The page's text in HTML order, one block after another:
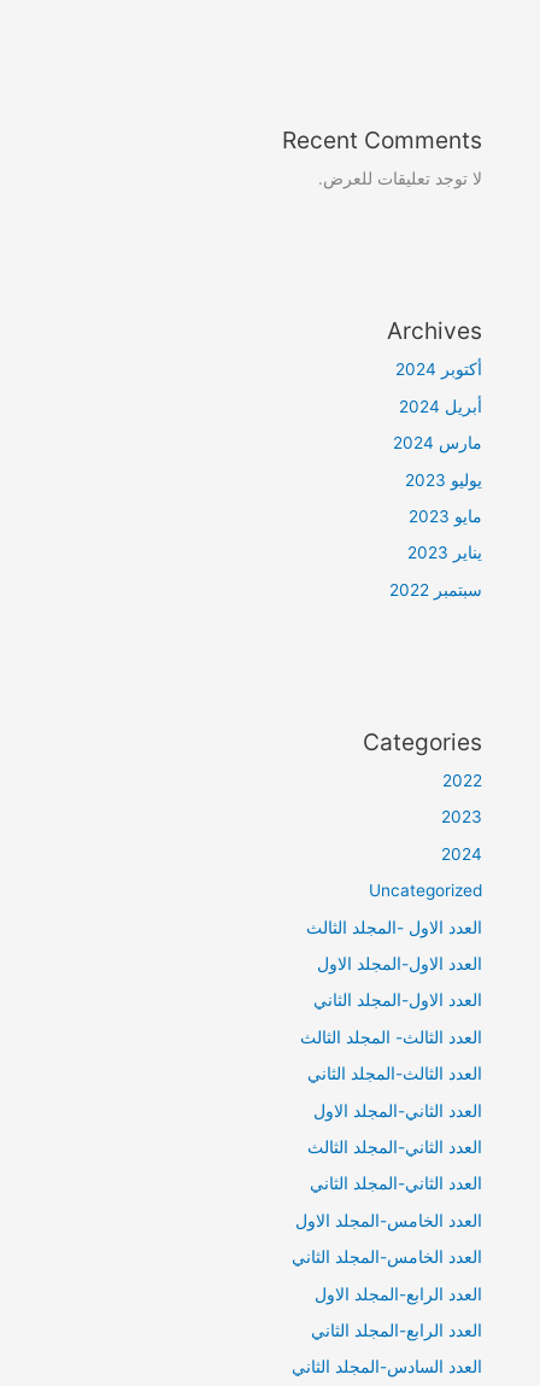
Recent Comments
لا توجد تعليقات للعرض.
Archives
أكتوبر 2024
أبريل 2024
مارس 2024
يوليو 2023
مايو 2023
يناير 2023
سبتمبر 2022
Categories
2022
2023
2024
Uncategorized
العدد الاول -المجلد الثالث
العدد الاول-المجلد الاول
العدد الاول-المجلد الثاني
العدد الثالث- المجلد الثالث
العدد الثالث-المجلد الثاني
العدد الثاني-المجلد الاول
العدد الثاني-المجلد الثالث
العدد الثاني-المجلد الثاني
العدد الخامس-المجلد الاول
العدد الخامس-المجلد الثاني
العدد الرابع-المجلد الاول
العدد الرابع-المجلد الثاني
العدد السادس-المجلد الثاني